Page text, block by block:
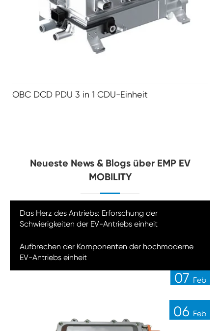
OBC DCD PDU 3 in 1 CDU-Einheit
Neueste News & Blogs über EMP EV
MOBILITY
14Feb
Das Herz des Antriebs: Erforschung der
Schwierigkeiten der EV-Antriebs einheit
07 Feb
Aufbrechen der Komponenten der hochmoderne
EV-Antriebs einheit
06 Feb